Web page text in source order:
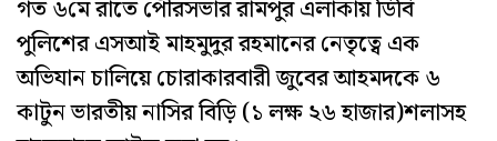
গত ৬মে রাতে পৌরসভার রামপুর এলাকায় ডিবি
পুলিশের এসআই মাহমুদুর রহমানের নেতৃত্বে এক
অভিযান চালিয়ে চোরাকারবারী জুবের আহমদকে ৬
কাটুন ভারতীয় নাসির বিড়ি (১ লক্ষ ২৬ হাজার)শলাসহ